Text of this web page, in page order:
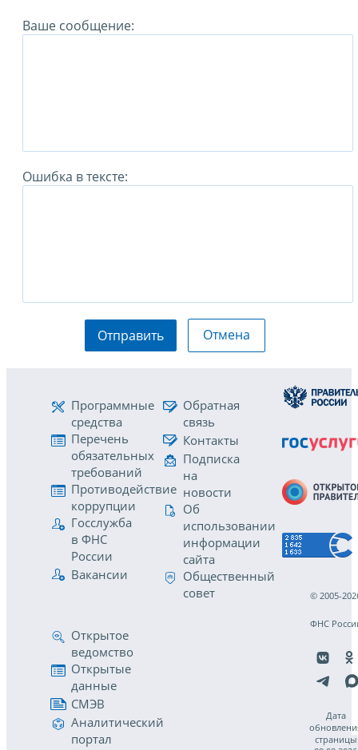
Ваше сообщение:
Ошибка в тексте:
Отправить Отмена
Программные
средства
Перечень
обязательных
требований
Противодействие
коррупции
Госслужба
в ФНС
России
Вакансии
Обратная
связь
Контакты
Подписка
на
новости
Об
использовании
информации
сайта
Общественный
совет
Открытое
ведомство
Открытые
данные
СМЭВ
Аналитический
портал
© 2005-
ФНС
Дата
страницы